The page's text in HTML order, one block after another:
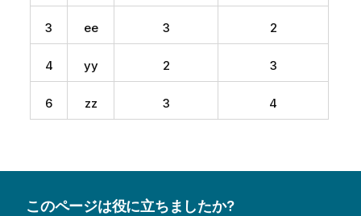
3 ee 3 2
4 yy 2 3
6 zz 3 4
このページは役に立ちましたか?